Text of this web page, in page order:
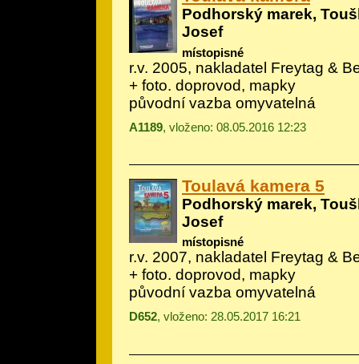
Podhorský marek,
Josef
místopisné
r.v. 2005, nakladatel Freytag &
+ foto. doprovod, mapky
původní vazba omyvatelná
A1189, vloženo: 08.05.2016 12:23
Toulavá kamera 5
Podhorský marek,
Josef
místopisné
r.v. 2007, nakladatel Freytag &
+ foto. doprovod, mapky
původní vazba omyvatelná
D652, vloženo: 28.05.2017 16:21